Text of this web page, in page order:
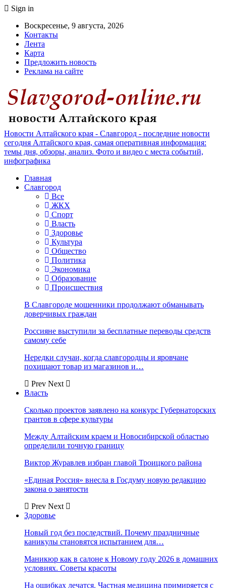
Sign in
Воскресенье, 9 августа, 2026
Контакты
Лента
Карта
Предложить новость
Реклама на сайте
Новости Алтайского края - Славгород - последние новости
сегодня Алтайского края, самая оперативная информация:
темы дня, обзоры, анализ. Фото и видео с места событий,
инфографика
Главная
Славгород
Все
ЖКХ
Спорт
Власть
Здоровье
Культура
Общество
Политика
Экономика
Образование
Происшествия
В Славгороде мошенники продолжают обманывать
доверчивых граждан
Россияне выступили за бесплатные переводы средств
самому себе
Нередки случаи, когда славгородцы и яровчане
похищают товар из магазинов и…
Prev Next
Власть
Сколько проектов заявлено на конкурс Губернаторских
грантов в сфере культуры
Между Алтайским краем и Новосибирской областью
определили точную границу
Виктор Журавлев избран главой Троицкого района
«Единая Россия» внесла в Госдуму новую редакцию
закона о занятости
Prev Next
Здоровье
Новый год без последствий. Почему праздничные
каникулы становятся испытанием для…
Маникюр как в салоне к Новому году 2026 в домашних
условиях. Советы красоты
На ошибках лечатся. Частная медицина примиряется с